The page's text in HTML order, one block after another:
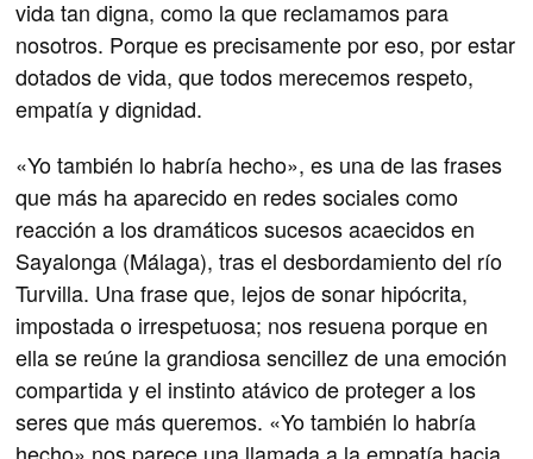
vida tan digna, como la que reclamamos para
nosotros. Porque es precisamente por eso, por estar
dotados de vida, que todos merecemos respeto,
empatía y dignidad.
«Yo también lo habría hecho», es una de las frases
que más ha aparecido en redes sociales como
reacción a los dramáticos sucesos acaecidos en
Sayalonga (Málaga), tras el desbordamiento del río
Turvilla. Una frase que, lejos de sonar hipócrita,
impostada o irrespetuosa; nos resuena porque en
ella se reúne la grandiosa sencillez de una emoción
compartida y el instinto atávico de proteger a los
seres que más queremos. «Yo también lo habría